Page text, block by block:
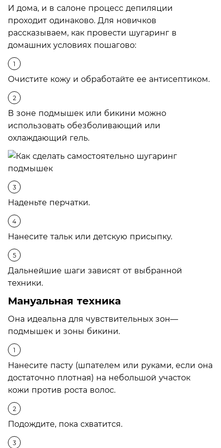
И дома, и в салоне процесс депиляции
проходит одинаково. Для новичков
рассказываем, как провести шугаринг в
домашних условиях пошагово:
Очистите кожу и обработайте ее антисептиком.
В зоне подмышек или бикини можно
использовать обезболивающий или
охлаждающий гель.
Наденьте перчатки.
Нанесите тальк или детскую присыпку.
Дальнейшие шаги зависят от выбранной
техники.
Мануальная техника
Она идеальна для чувствительных зон—
подмышек и зоны бикини.
Нанесите пасту (шпателем или руками, если она
достаточно плотная) на небольшой участок
кожи против роста волос.
Подождите, пока схватится.